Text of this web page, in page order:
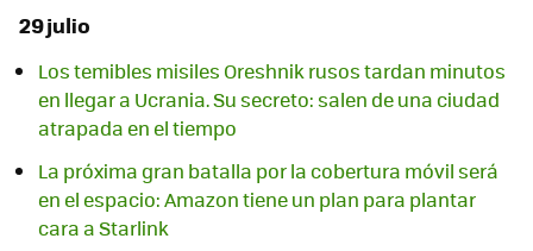
29 julio
Los temibles misiles Oreshnik rusos tardan minutos
en llegar a Ucrania. Su secreto: salen de una ciudad
atrapada en el tiempo
La próxima gran batalla por la cobertura móvil será
en el espacio: Amazon tiene un plan para plantar
cara a Starlink